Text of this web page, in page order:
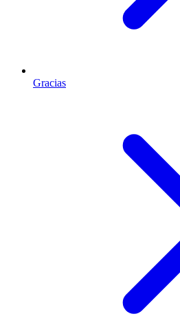
Gracias